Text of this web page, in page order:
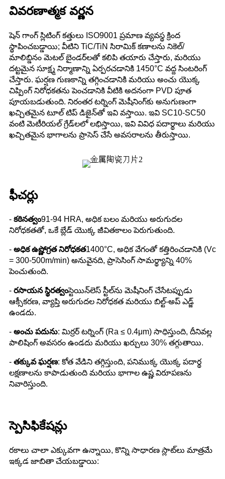
వివరణాత్మక వర్ణన
షెన్ గాంగ్ స్లిటింగ్ కత్తులు ISO9001 ప్రమాణ వ్యవస్థ క్రింద
స్థాపించబడ్డాయి; వీటిని TiC/TiN సిరామిక్ కణాలను నికెల్/
మాలిబ్డినం మెటల్ బైండర్‌లతో కలిపి తయారు చేస్తారు, మరియు
దట్టమైన సూక్ష్మ నిర్మాణాన్ని ఏర్పరచడానికి 1450°C వద్ద సింటరింగ్
చేస్తారు. ఘర్షణ గుణకాన్ని తగ్గించడానికి మరియు అంచు యొక్క
చిప్పింగ్ నిరోధకతను పెంచడానికి వీటికి అదనంగా PVD పూత
పూయబడుతుంది. నిరంతర టర్నింగ్ మెషీనింగ్‌కు అనుగుణంగా
ఖచ్చితమైన టూల్ టిప్ డిజైన్‌తో ఇవి వస్తాయి. ఇవి SC10-SC50
వంటి మెటీరియల్ గ్రేడ్‌లలో లభిస్తాయి, ఇవి వివిధ పదార్థాలు మరియు
ఖచ్చితమైన భాగాలను ప్రాసెస్ చేసే అవసరాలను తీరుస్తాయి.
ఫీచర్లు
- కఠినత్వం91-94 HRA, అధిక బలం మరియు అరుగుదల
నిరోధకతతో, ఒకే బ్లేడ్ యొక్క జీవితకాలం పెరుగుతుంది.
- అధిక ఉష్ణోగ్రత నిరోధకత1400°C, అధిక వేగంతో కత్తిరించడానికి (Vc
= 300-500m/min) అనువైనది, ప్రాసెసింగ్ సామర్థ్యాన్ని 40%
పెంచుతుంది.
- రసాయన స్థిరత్వంస్టెయిన్‌లెస్ స్టీల్‌ను మెషీనింగ్ చేసేటప్పుడు
ఆక్సీకరణ, వ్యాప్తి అరుగుదల నిరోధకత మరియు బిల్ట్-అప్ ఎడ్జ్
ఉండదు.
- అంచు పదును: మిర్రర్ టర్నింగ్ (Ra ≤ 0.4μm) సాధిస్తుంది, దీనివల్ల
పాలిషింగ్ అవసరం ఉండదు మరియు ఖర్చులు 30% తగ్గుతాయి.
- తక్కువ ఘర్షణ: కోత వేడిని తగ్గిస్తుంది, పనిముక్క యొక్క పదార్థ
లక్షణాలను కాపాడుతుంది మరియు భాగాల ఉష్ణ విరూపణను
నివారిస్తుంది.
స్పెసిఫికేషన్లు
రకాలు చాలా ఎక్కువగా ఉన్నాయి, కొన్ని సాధారణ స్లాట్‌లు మాత్రమే
ఇక్కడ జాబితా చేయబడ్డాయి: